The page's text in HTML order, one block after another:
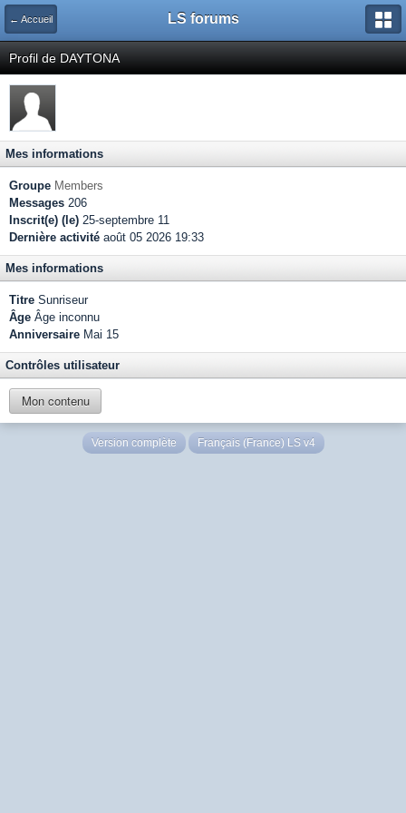
← Accueil LS forums
Profil de DAYTONA
Mes informations
Groupe Members
Messages 206
Inscrit(e) (le) 25-septembre 11
Dernière activité août 05 2026 19:33
Mes informations
Titre Sunriseur
Âge Âge inconnu
Anniversaire Mai 15
Contrôles utilisateur
Mon contenu
Version complète Français (France) LS v4